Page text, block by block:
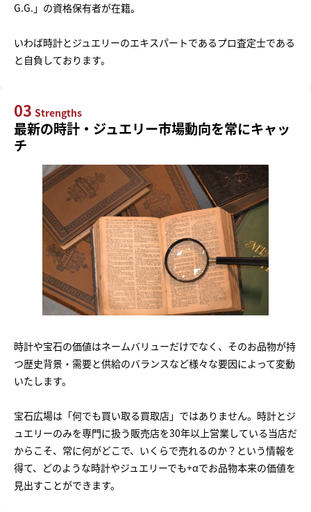
G.G.」の資格保有者が在籍。
いわば時計とジュエリーのエキスパートであるプロ査定士である
と自負しております。
03 Strengths
最新の時計・ジュエリー市場動向を常にキャッ
チ
時計や宝石の価値はネームバリューだけでなく、そのお品物が持
つ歴史背景・需要と供給のバランスなど様々な要因によって変動
いたします。
宝石広場は「何でも買い取る買取店」ではありません。時計とジ
ュエリーのみを専門に扱う販売店を30年以上営業している当店だ
からこそ、常に何がどこで、いくらで売れるのか？という情報を
得て、どのような時計やジュエリーでも+αでお品物本来の価値を
見出すことができます。